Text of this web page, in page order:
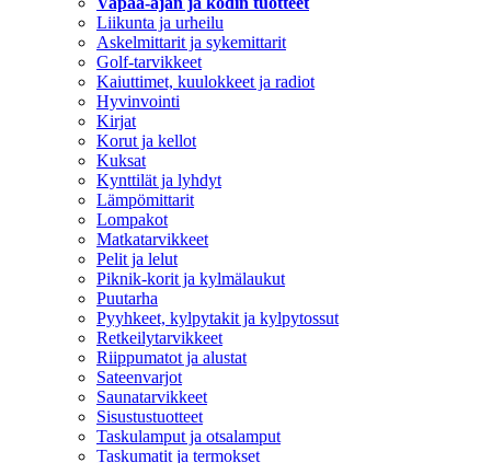
Liikunta ja urheilu
Askelmittarit ja sykemittarit
Golf-tarvikkeet
Kaiuttimet, kuulokkeet ja radiot
Hyvinvointi
Kirjat
Korut ja kellot
Kuksat
Kynttilät ja lyhdyt
Lämpömittarit
Lompakot
Matkatarvikkeet
Pelit ja lelut
Piknik-korit ja kylmälaukut
Puutarha
Pyyhkeet, kylpytakit ja kylpytossut
Retkeilytarvikkeet
Riippumatot ja alustat
Sateenvarjot
Saunatarvikkeet
Sisustustuotteet
Taskulamput ja otsalamput
Taskumatit ja termokset